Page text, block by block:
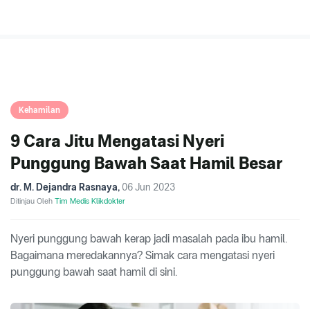
Kehamilan
9 Cara Jitu Mengatasi Nyeri
Punggung Bawah Saat Hamil Besar
dr. M. Dejandra Rasnaya, 06 Jun 2023
Ditinjau Oleh Tim Medis Klikdokter
Nyeri punggung bawah kerap jadi masalah pada ibu hamil.
Bagaimana meredakannya? Simak cara mengatasi nyeri
punggung bawah saat hamil di sini.